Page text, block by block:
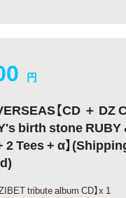
円
【CD ＋ DZ
birth stone RUBY
2 Tees + α】
tribute album CD】x 1